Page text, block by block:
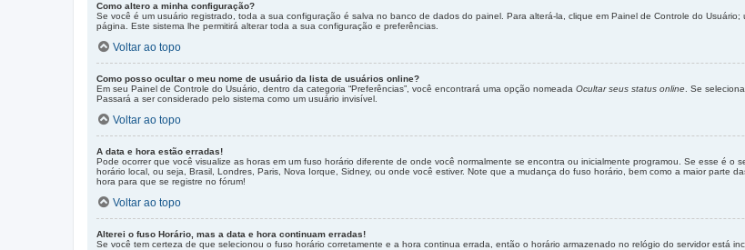
Como altero a minha configuração?
Se você é um usuário registrado, toda a sua configuração é salva no banco de dados do painel. Para alterá-la, clique em Painel de Controle do
página. Este sistema lhe permitirá alterar toda a sua configuração e preferências.
Voltar ao topo
Como posso ocultar o meu nome de usuário da lista de usuários online?
Em seu Painel de Controle do Usuário, dentro da categoria “Preferências”, você encontrará uma opção nomeada Ocultar seus status online . Se
Passará a ser considerado pelo sistema como um usuário invisível.
Voltar ao topo
A data e hora estão erradas!
Pode ocorrer que você visualize as horas em um fuso horário diferente de onde você normalmente se encontra ou inicialmente programou. Se esse é
horário local, ou seja, Brasil, Londres, Paris, Nova Iorque, Sidney, ou onde você estiver. Note que a mudança do fuso horário, bem como a maior parte
hora para que se registre no fórum!
Voltar ao topo
Alterei o fuso Horário, mas a data e hora continuam erradas!
Se você tem certeza de que selecionou o fuso horário corretamente e a hora continua errada, então o horário armazenado no relógio do servidor está